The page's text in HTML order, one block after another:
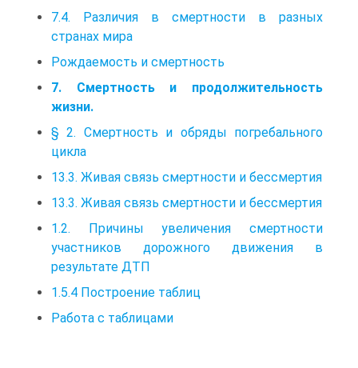
7.4. Различия в смертности в разных
странах мира
Рождаемость и смертность
7. Смертность и продолжительность
жизни.
§ 2. Смертность и обряды погребального
цикла
13.3. Живая связь смертности и бессмертия
13.3. Живая связь смертности и бессмертия
1.2. Причины увеличения смертности
участников дорожного движения в
результате ДТП
1.5.4 Построение таблиц
Работа с таблицами